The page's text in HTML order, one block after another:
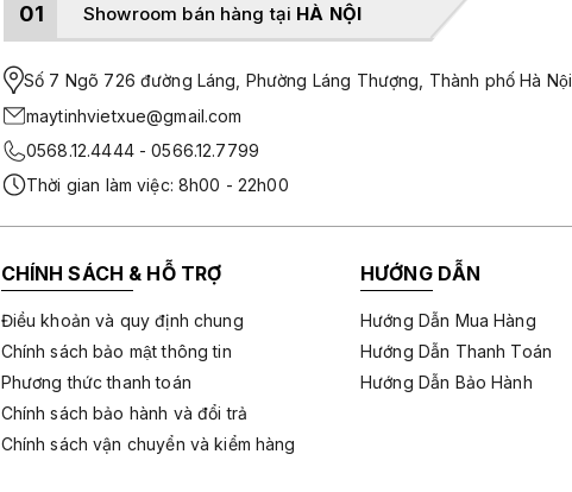
01 Showroom bán hàng tại HÀ NỘI
Số 7 Ngõ 726 đường Láng, Phường Láng Thượng, Thành phố Hà Nội
maytinhvietxue@gmail.com
0568.12.4444 - 0566.12.7799
Thời gian làm việc: 8h00 - 22h00
CHÍNH SÁCH & HỖ TRỢ
Điều khoản và quy định chung
Chính sách bảo mật thông tin
Phương thức thanh toán
Chính sách bảo hành và đổi trả
Chính sách vận chuyển và kiểm hàng
HƯỚNG DẪN
Hướng Dẫn Mua Hàng
Hướng Dẫn Thanh Toán
Hướng Dẫn Bảo Hành